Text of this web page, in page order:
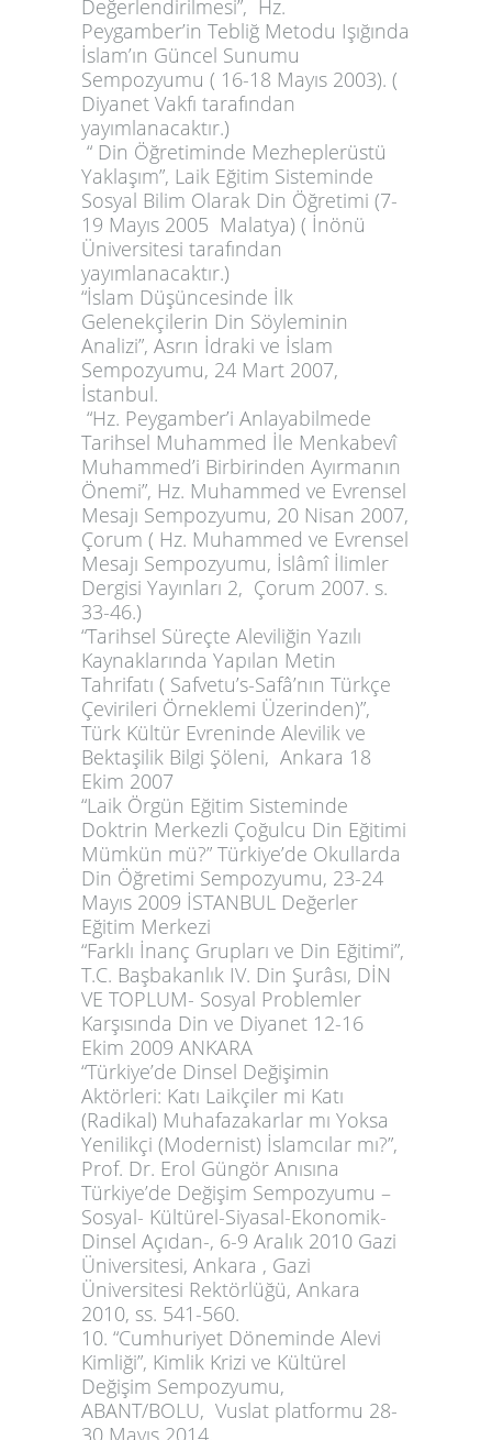
Değerlendirilmesi”, Hz.
Peygamber’in Tebliğ Metodu Işığında
İslam’ın Güncel Sunumu
Sempozyumu ( 16-18 Mayıs 2003). (
Diyanet Vakfı tarafından
yayımlanacaktır.)
“ Din Öğretiminde Mezheplerüstü
Yaklaşım”, Laik Eğitim Sisteminde
Sosyal Bilim Olarak Din Öğretimi (7-
19 Mayıs 2005 Malatya) ( İnönü
Üniversitesi tarafından
yayımlanacaktır.)
“İslam Düşüncesinde İlk
Gelenekçilerin Din Söyleminin
Analizi”, Asrın İdraki ve İslam
Sempozyumu, 24 Mart 2007,
İstanbul.
“Hz. Peygamber’i Anlayabilmede
Tarihsel Muhammed İle Menkabevî
Muhammed’i Birbirinden Ayırmanın
Önemi”, Hz. Muhammed ve Evrensel
Mesajı Sempozyumu, 20 Nisan 2007,
Çorum ( Hz. Muhammed ve Evrensel
Mesajı Sempozyumu, İslâmî İlimler
Dergisi Yayınları 2, Çorum 2007. s.
33-46.)
“Tarihsel Süreçte Aleviliğin Yazılı
Kaynaklarında Yapılan Metin
Tahrifatı ( Safvetu’s-Safâ’nın Türkçe
Çevirileri Örneklemi Üzerinden)”,
Türk Kültür Evreninde Alevilik ve
Bektaşilik Bilgi Şöleni, Ankara 18
Ekim 2007
“Laik Örgün Eğitim Sisteminde
Doktrin Merkezli Çoğulcu Din Eğitimi
Mümkün mü?” Türkiye’de Okullarda
Din Öğretimi Sempozyumu, 23-24
Mayıs 2009 İSTANBUL Değerler
Eğitim Merkezi
“Farklı İnanç Grupları ve Din Eğitimi”,
T.C. Başbakanlık IV. Din Şurâsı, DİN
VE TOPLUM- Sosyal Problemler
Karşısında Din ve Diyanet 12-16
Ekim 2009 ANKARA
“Türkiye’de Dinsel Değişimin
Aktörleri: Katı Laikçiler mi Katı
(Radikal) Muhafazakarlar mı Yoksa
Yenilikçi (Modernist) İslamcılar mı?”,
Prof. Dr. Erol Güngör Anısına
Türkiye’de Değişim Sempozyumu –
Sosyal- Kültürel-Siyasal-Ekonomik-
Dinsel Açıdan-, 6-9 Aralık 2010 Gazi
Üniversitesi, Ankara , Gazi
Üniversitesi Rektörlüğü, Ankara
2010, ss. 541-560.
10. “Cumhuriyet Döneminde Alevi
Kimliği”, Kimlik Krizi ve Kültürel
Değişim Sempozyumu,
ABANT/BOLU, Vuslat platformu 28-